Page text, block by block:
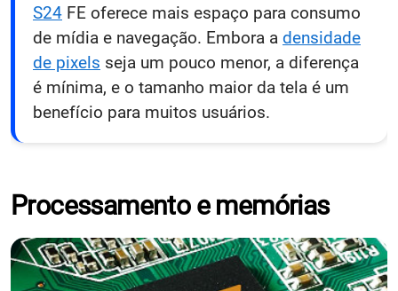
S24 FE oferece mais espaço para consumo
de mídia e navegação. Embora a densidade
de pixels seja um pouco menor, a diferença
é mínima, e o tamanho maior da tela é um
benefício para muitos usuários.
Processamento e memórias